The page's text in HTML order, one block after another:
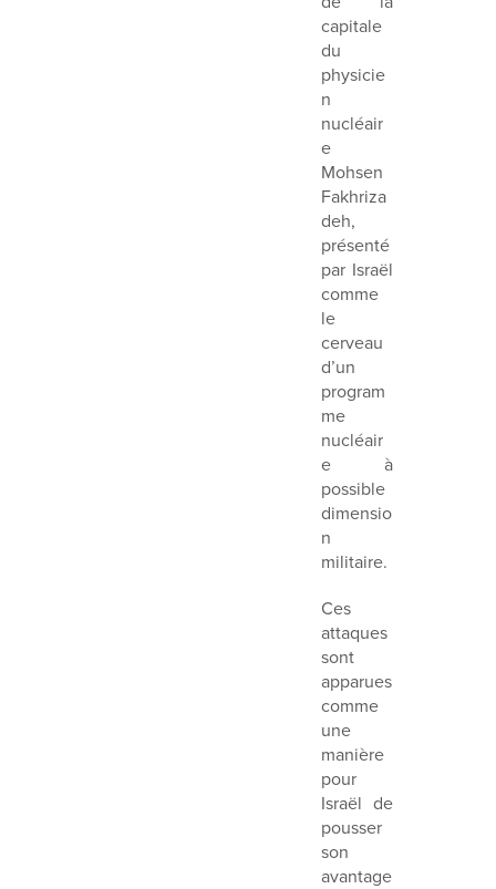
capitale
du
physicie
n
nucléair
e
Mohsen
Fakhriza
deh,
présenté
par Israël
comme
le
cerveau
d’un
program
me
nucléair
e à
possible
dimensio
n
militaire.
Ces
attaques
sont
apparues
comme
une
manière
pour
Israël de
pousser
son
avantage